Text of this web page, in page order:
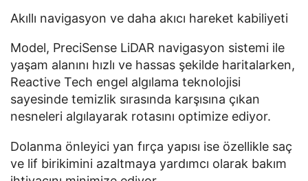
Akıllı navigasyon ve daha akıcı hareket kabiliyeti
Model, PreciSense LiDAR navigasyon sistemi ile
yaşam alanını hızlı ve hassas şekilde haritalarken,
Reactive Tech engel algılama teknolojisi
sayesinde temizlik sırasında karşısına çıkan
nesneleri algılayarak rotasını optimize ediyor.
Dolanma önleyici yan fırça yapısı ise özellikle saç
ve lif birikimini azaltmaya yardımcı olarak bakım